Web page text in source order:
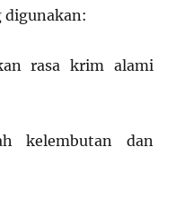
digunakan:
rasa krim alami
kelembutan dan